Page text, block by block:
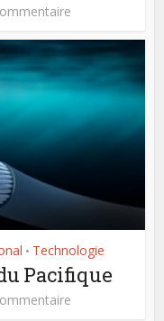
• Technologie
Pacifique